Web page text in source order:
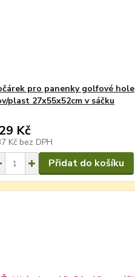
pro panenky golfové hole
plast 27x55x52cm v sáčku
Kč
Kč bez DPH
Přidat do košíku